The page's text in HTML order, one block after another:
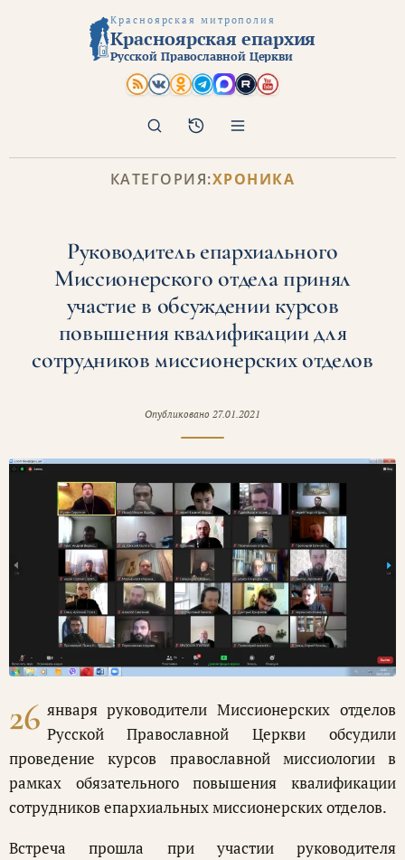
Красноярская митрополия
Красноярская епархия
Русской Православной Церкви
Архив
Поиск
КАТЕГОРИЯ:ХРОНИКА
Руководитель епархиального
Миссионерского отдела принял
участие в обсуждении курсов
повышения квалификации для
сотрудников миссионерских отделов
Опубликовано 27.01.2021
26 января руководители Миссионерских отделов
Русской Православной Церкви обсудили
проведение курсов православной миссиологии в
рамках обязательного повышения квалификации
сотрудников епархиальных миссионерских отделов.
Встреча прошла при участии руководителя